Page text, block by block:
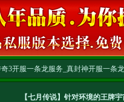
3开服一条龙服务_真封神开服一条
【七月传说】针对环境的王牌宇